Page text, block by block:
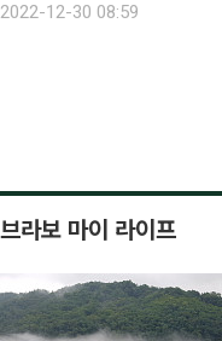
2022-12-30 08:59
브라보 마이 라이프